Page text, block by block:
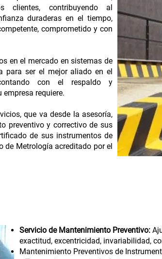
clientes, contribuyendo al
duraderas en el tiempo,
comprometido y con
en el mercado en sistemas de
para ser el mejor aliado en el
con el respaldo y
requiere.
que va desde la asesoría,
preventivo y correctivo de sus
de sus instrumentos de
de Metrología acreditado por el
Servicio de Mantenimiento Preventivo:
exactitud, excentricidad, invariabilidad,
Mantenimiento Preventivos de